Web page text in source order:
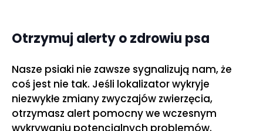
Otrzymuj alerty o zdrowiu psa
Nasze psiaki nie zawsze sygnalizują nam, że
coś jest nie tak. Jeśli lokalizator wykryje
niezwykłe zmiany zwyczajów zwierzęcia,
otrzymasz alert pomocny we wczesnym
wykrywaniu potencjalnych problemów.